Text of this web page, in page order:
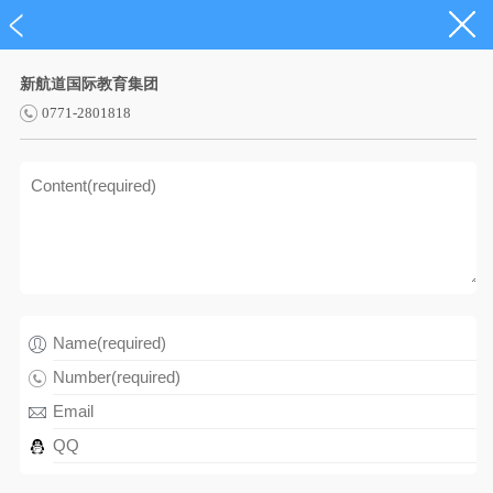
新航道国际教育集团
0771-2801818